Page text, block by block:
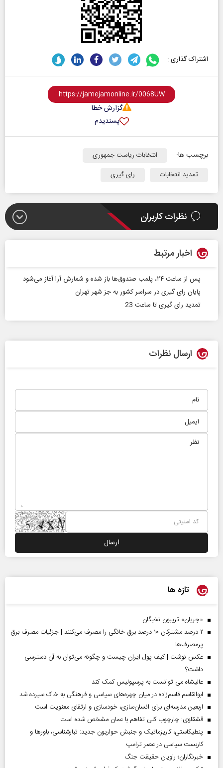
اشتراک گذاری :
گزارش خطا
پسندیدم
برچسب ها:
انتخابات ریاست جمهوری
تمدید انتخابات
رای گیری
نظرات کاربران
اخبار مرتبط
پس از ساعت ۲۴، پلمب صندوق‌ها باز شده و شمارش آرا آغاز می‌شود
پایان رای گیری در سراسر کشور به جز شهر تهران
تمدید رای گیری تا ساعت 23
ارسال نظرات
تازه ها
«جریان» تریبون نخبگان
۲ درصد مشترکان ۱۰ درصد برق خانگی را مصرف می‌کنند | جزئیات مصرف برق
پرمصرف‌ها
عکس نوشت | کیف پول ایران چیست و چگونه می‌توان به آن دسترسی
داشت؟
عالیشاه می توانست به پرسپولیس کمک کند
ابوالقاسم قاسم‌زاده در میان چهره‌های سیاسی و فرهنگی به خاک سپرده شد
اربعین مدرسه‌ای برای انسان‌سازی، خودسازی و ارتقای معنویت است
قشقاوی: چارچوب کلی تفاهم با عمان مشخص شده است
پنطیکاستی، کاریزماتیک و جنبش حواریون جدید: تبارشناسی، باور‌ها و
کاربست سیاسی در عصر ترامپ
خبرنگاران؛ راویان حقیقت جنگ